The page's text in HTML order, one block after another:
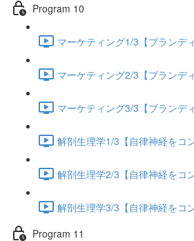
Program 10
マーケティング1/3【ブランデ
マーケティング2/3【ブランデ
マーケティング3/3【ブランデ
解剖生理学1/3【自律神経をコ
解剖生理学2/3【自律神経をコ
解剖生理学3/3【自律神経をコ
Program 11